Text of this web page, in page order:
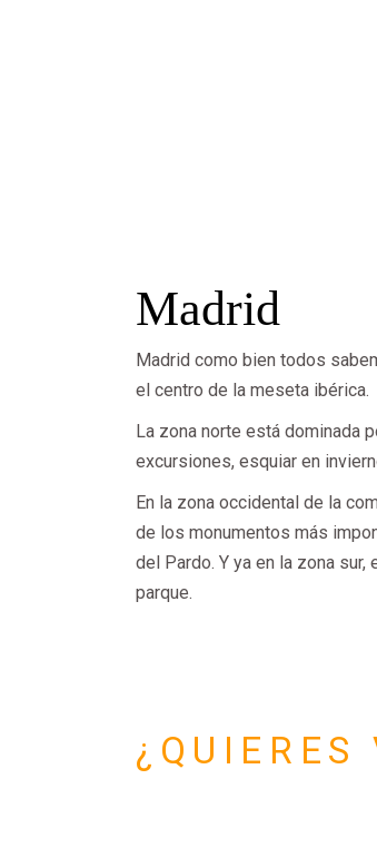
Madrid
Madrid como bien todos
el centro de la meseta ibérica.
La zona norte está dominada
excursiones, esquiar en
En la zona occidental de la
de los monumentos más
del Pardo. Y ya en la zona
parque.
¿QUIERES